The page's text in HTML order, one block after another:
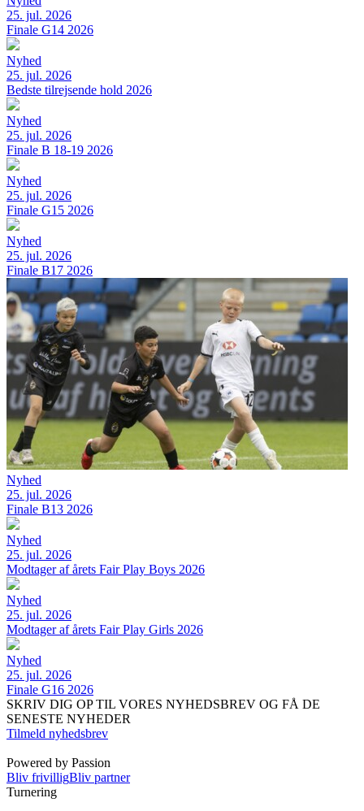
25. jul. 2026
Finale G14 2026
Nyhed
25. jul. 2026
Bedste tilrejsende hold 2026
Nyhed
25. jul. 2026
Finale B 18-19 2026
Nyhed
25. jul. 2026
Finale G15 2026
Nyhed
25. jul. 2026
Finale B17 2026
Nyhed
25. jul. 2026
Finale B13 2026
Nyhed
25. jul. 2026
Modtager af årets Fair Play Boys 2026
Nyhed
25. jul. 2026
Modtager af årets Fair Play Girls 2026
Nyhed
25. jul. 2026
Finale G16 2026
SKRIV DIG OP TIL VORES NYHEDSBREV OG FÅ DE
SENESTE NYHEDER
Tilmeld nyhedsbrev
Powered by Passion
Bliv frivilligBliv partner
Turnering